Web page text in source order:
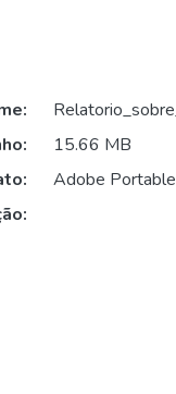
15.66 MB
Adobe